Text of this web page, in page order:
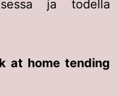
ja todella
at home tending